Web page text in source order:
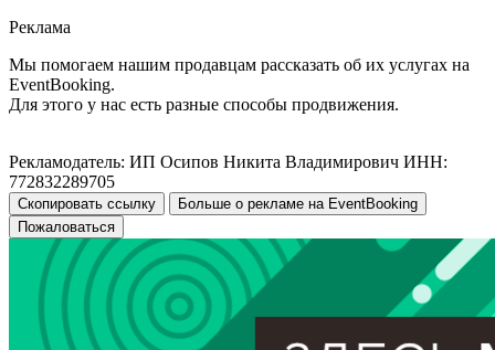
Реклама
Мы помогаем нашим продавцам рассказать об их услугах на
EventBooking.
Для этого у нас есть разные способы продвижения.
Рекламодатель: ИП Осипов Никита Владимирович ИНН:
772832289705
Скопировать ссылку
Больше о рекламе на EventBooking
Пожаловаться